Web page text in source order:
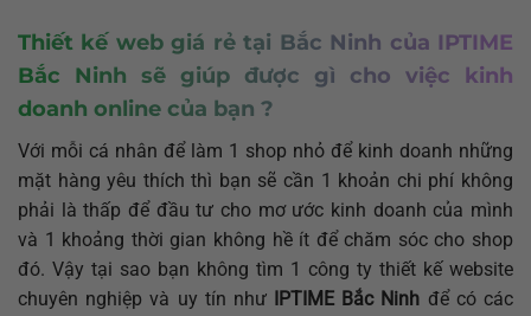
Thiết kế web giá rẻ tại Bắc Ninh của IPTIME
Bắc Ninh sẽ giúp được gì cho việc kinh
doanh online của bạn ?
Với mỗi cá nhân để làm 1 shop nhỏ để kinh doanh những
mặt hàng yêu thích thì bạn sẽ cần 1 khoản chi phí không
phải là thấp để đầu tư cho mơ ước kinh doanh của mình
và 1 khoảng thời gian không hề ít để chăm sóc cho shop
đó. Vậy tại sao bạn không tìm 1 công ty thiết kế website
chuyên nghiệp và uy tín như
IPTIME Bắc Ninh để có các